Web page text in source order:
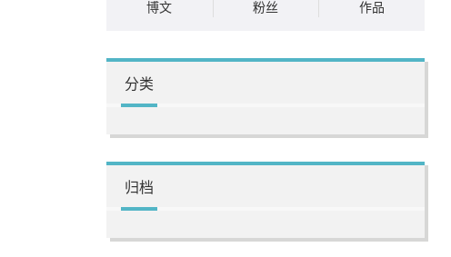
博文
粉丝
作品
分类
归档